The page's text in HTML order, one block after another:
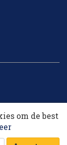
om de best